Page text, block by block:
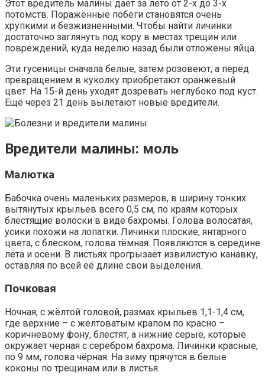
Этот вредитель малины даёт за лето от 2-х до 3-х
потомств. Поражённые побеги становятся очень
хрупкими и безжизненными. Чтобы найти личинки
достаточно заглянуть под кору в местах трещин или
повреждений, куда неделю назад были отложены яйца.
Эти гусеницы сначала белые, затем розовеют, а перед
превращением в куколку приобретают оранжевый
цвет. На 15-й день уходят дозревать неглубоко под куст.
Ещё через 21 день вылетают новые вредители.
Вредители малины: моль
Малютка
Бабочка очень маленьких размеров, в ширину тонких
вытянутых крыльев всего 0,5 см, по краям которых
блестящие волоски в виде бахромы. Голова волосатая,
усики похожи на лопатки. Личинки плоские, янтарного
цвета, с блеском, голова тёмная. Появляются в середине
лета и осени. В листьях прогрызает извилистую канавку,
оставляя по всей её длине свои выделения.
Почковая
Ночная, с жёлтой головой, размах крыльев 1,1-1,4 см,
где верхние – с желтоватым крапом по красно –
коричневому фону, блестят, а нижние серые, которые
окружает черная с серебром бахрома. Личинки красные,
по 9 мм, голова чёрная. На зиму прячутся в белые
коконы по трещинам или в листья.